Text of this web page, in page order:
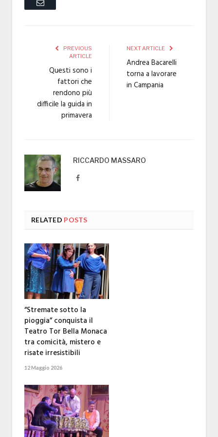
Email
PREVIOUS
ARTICLE
Questi sono i
fattori che
rendono più
difficile la guida in
primavera
NEXT ARTICLE
Andrea Bacarelli
torna a lavorare
in Campania
RICCARDO MASSARO
Facebook
RELATED POSTS
“Stremate sotto la
pioggia” conquista il
Teatro Tor Bella Monaca
tra comicità, mistero e
risate irresistibili
12 Maggio 2026